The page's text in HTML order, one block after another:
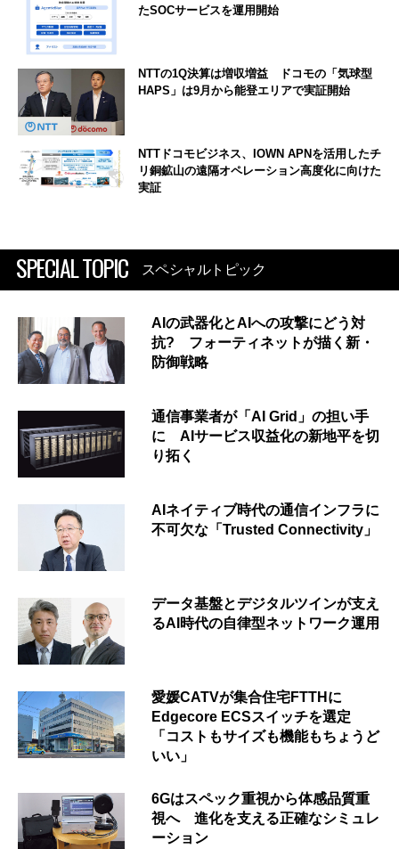
たSOCサービスを運用開始
NTTの1Q決算は増収増益 ドコモの「気球型
HAPS」は9月から能登エリアで実証開始
NTTドコモビジネス、IOWN APNを活用したチ
リ銅鉱山の遠隔オペレーション高度化に向けた
実証
SPECIAL TOPIC スペシャルトピック
AIの武器化とAIへの攻撃にどう対
抗? フォーティネットが描く新・
防御戦略
通信事業者が「AI Grid」の担い手
に AIサービス収益化の新地平を切
り拓く
AIネイティブ時代の通信インフラに
不可欠な「Trusted Connectivity」
データ基盤とデジタルツインが支え
るAI時代の自律型ネットワーク運用
愛媛CATVが集合住宅FTTHに
Edgecore ECSスイッチを選定
「コストもサイズも機能もちょうど
いい」
6Gはスペック重視から体感品質重
視へ 進化を支える正確なシミュレ
ーション